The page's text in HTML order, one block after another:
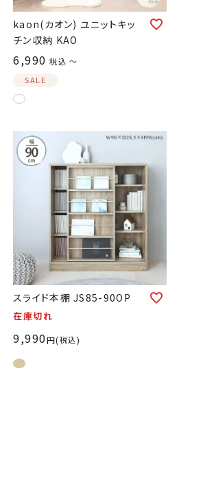
kaon(カオン) ユニットキッ
チン収納 KAO
6,990 税込 〜
SALE
スライド本棚 JS85-90OP
在庫切れ
9,990 税込